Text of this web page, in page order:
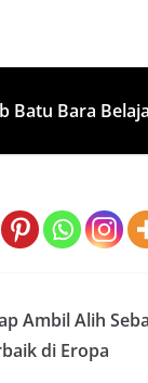
Batu Bara
Ambil Alih
di Eropa